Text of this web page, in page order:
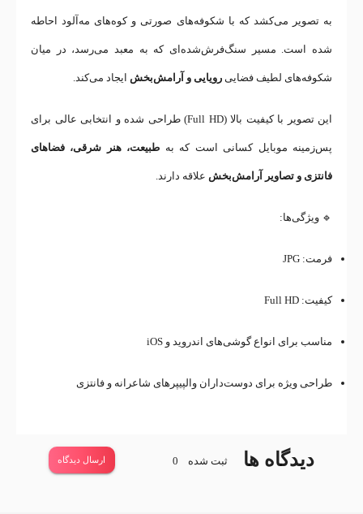
به تصویر می‌کشد که با شکوفه‌های صورتی و کوه‌های مه‌آلود احاطه
شده است. مسیر سنگ‌فرش‌شده‌ای که به معبد می‌رسد، در میان
شکوفه‌های لطیف فضایی رویایی و آرامش‌بخش ایجاد می‌کند.
این تصویر با کیفیت بالا (Full HD) طراحی شده و انتخابی عالی برای
پس‌زمینه موبایل کسانی است که به طبیعت، هنر شرقی، فضاهای
فانتزی و تصاویر آرامش‌بخش علاقه دارند.
🔹 ویژگی‌ها:
فرمت: JPG
کیفیت: Full HD
مناسب برای انواع گوشی‌های اندروید و iOS
طراحی ویژه برای دوست‌داران والپیپرهای شاعرانه و فانتزی
دیدگاه ها ثبت شده 0 ارسال دیدگاه